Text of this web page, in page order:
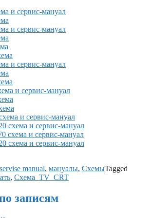
и сервис-мануал
и сервис-мануал
и сервис-мануал
и сервис-мануал
и сервис-мануал
схема и сервис-мануал
схема и сервис-мануал
схема и сервис-мануал
servise manual, мануалы, СхемыTagged
, Схема_TV_CRT
записям